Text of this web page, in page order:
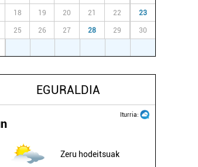
18 19 20 21 22 23
25 26 27 28 29 30
EGURALDIA
Iturria:
Zeru hodeitsuak